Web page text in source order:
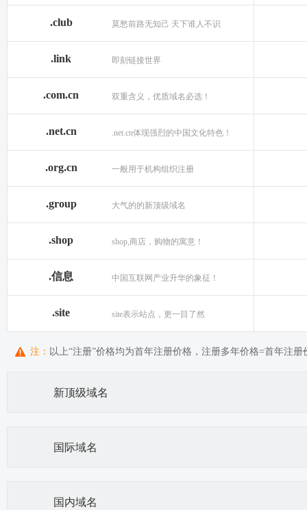
.club 莫愁前路无知己 天下谁人不识
.link 即刻链接世界
.com.cn 双重含义，优质域名必选！
.net.cn .net.cn体现强烈的中国文化特色！
.org.cn 一般用于机构组织注册
.group 大气的的新顶级域名
.shop shop,商店，购物的寓意！
.信息 中国互联网产业升华的象征！
.site site表示站点，更一目了然
注： 以上“注册”价格均为首年注册价格，注册多年价格=首年注
新顶级域名
国际域名
国内域名